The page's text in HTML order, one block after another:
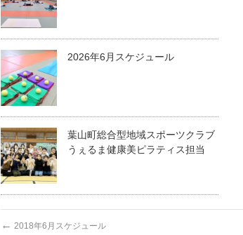
2026年6月スケジュール
葉山町総合型地域スポーツクラブ
うぇるま健康美ピラティス担当
← 2018年6月スケジュール